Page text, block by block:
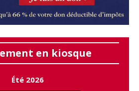
en kiosque
Été 2026